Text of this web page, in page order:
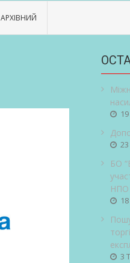
АРХІВНИЙ
БО
НПО
3